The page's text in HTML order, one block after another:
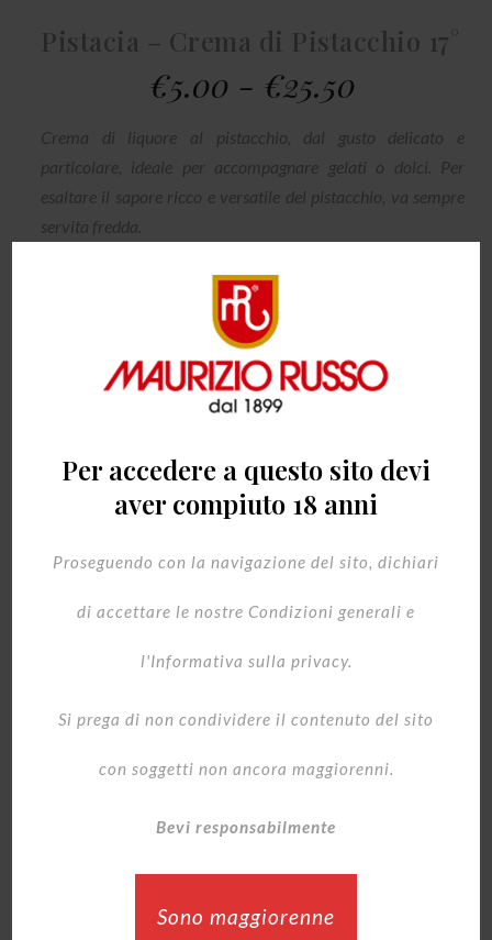
Per accedere a questo sito devi
aver compiuto 18 anni
Proseguendo con la navigazione del sito, dichiari
di accettare le nostre Condizioni generali e
l'Informativa sulla privacy.
Si prega di non condividere il contenuto del sito
con soggetti non ancora maggiorenni.
Bevi responsabilmente
Sono maggiorenne
Pistacia – Crema di Pistacchio 17°
€5.00 - €25.50
Crema di liquore al pistacchio, dal gusto delicato e
particolare, ideale per accompa­gnare gelati o dolci. Per
esaltare il sapore ricco e versatile del pistacchio, va sempre
servita fredda.
Astuccio su richiesta
Categorie: Best of,I liquori della tradizione,Le Creme di
liquore